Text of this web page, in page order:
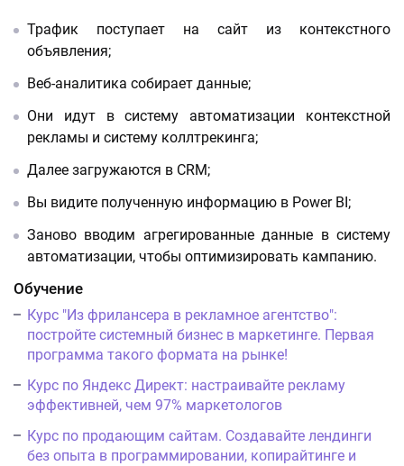
Трафик поступает на сайт из контекстного
объявления;
Веб-аналитика собирает данные;
Они идут в систему автоматизации контекстной
рекламы и систему коллтрекинга;
Далее загружаются в CRM;
Вы видите полученную информацию в Power BI;
Заново вводим агрегированные данные в систему
автоматизации, чтобы оптимизировать кампанию.
Обучение
Курс "Из фрилансера в рекламное агентство":
постройте системный бизнес в маркетинге. Первая
программа такого формата на рынке!
Курс по Яндекс Директ: настраивайте рекламу
эффективней, чем 97% маркетологов
Курс по продающим сайтам. Создавайте лендинги
без опыта в программировании, копирайтинге и